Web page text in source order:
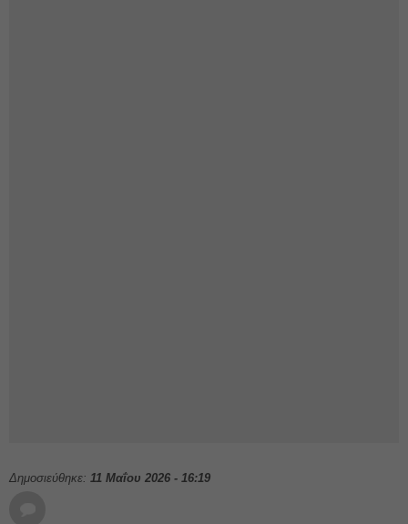
Δημοσιεύθηκε: 11 Μαΐου 2026 - 16:19